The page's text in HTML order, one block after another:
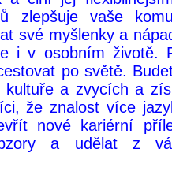
zlepšuje vaše
své myšlenky a
i v osobním životě.
po světě.
a zvycích a
že znalost více
nové kariérní
a udělat z